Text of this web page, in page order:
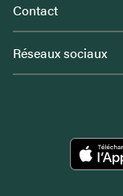
Contact
Réseaux sociaux